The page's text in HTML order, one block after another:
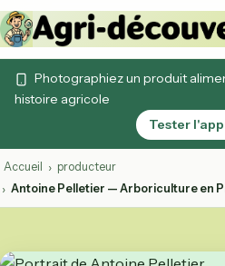
Photographiez un produit
histoire agricole
Tester
Accueil › producteur
› Antoine Pelletier — Arboriculture en